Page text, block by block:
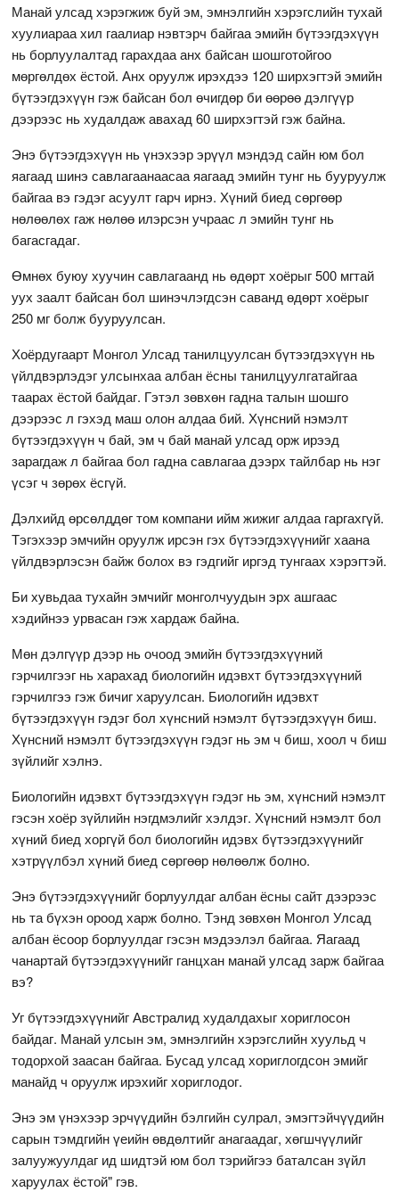
Манай улсад хэрэгжиж буй эм, эмнэлгийн хэрэгслийн тухай
хуулиараа хил гаалиар нэвтэрч байгаа эмийн бүтээгдэхүүн
нь борлуулалтад гарахдаа анх байсан шошготойгоо
мөргөлдөх ёстой. Анх оруулж ирэхдээ 120 ширхэгтэй эмийн
бүтээгдэхүүн гэж байсан бол өчигдөр би өөрөө дэлгүүр
дээрээс нь худалдаж авахад 60 ширхэгтэй гэж байна.
Энэ бүтээгдэхүүн нь үнэхээр эрүүл мэндэд сайн юм бол
яагаад шинэ савлагаанаасаа яагаад эмийн тунг нь бууруулж
байгаа вэ гэдэг асуулт гарч ирнэ. Хүний биед сөргөөр
нөлөөлөх гаж нөлөө илэрсэн учраас л эмийн тунг нь
багасгадаг.
Өмнөх буюу хуучин савлагаанд нь өдөрт хоёрыг 500 мгтай
уух заалт байсан бол шинэчлэгдсэн саванд өдөрт хоёрыг
250 мг болж бууруулсан.
Хоёрдугаарт Монгол Улсад танилцуулсан бүтээгдэхүүн нь
үйлдвэрлэдэг улсынхаа албан ёсны танилцуулгатайгаа
таарах ёстой байдаг. Гэтэл зөвхөн гадна талын шошго
дээрээс л гэхэд маш олон алдаа бий. Хүнсний нэмэлт
бүтээгдэхүүн ч бай, эм ч бай манай улсад орж ирээд
зарагдаж л байгаа бол гадна савлагаа дээрх тайлбар нь нэг
үсэг ч зөрөх ёсгүй.
Дэлхийд өрсөлддөг том компани ийм жижиг алдаа гаргахгүй.
Тэгэхээр эмчийн оруулж ирсэн гэх бүтээгдэхүүнийг хаана
үйлдвэрлэсэн байж болох вэ гэдгийг иргэд тунгаах хэрэгтэй.
Би хувьдаа тухайн эмчийг монголчуудын эрх ашгаас
хэдийнээ урвасан гэж хардаж байна.
Мөн дэлгүүр дээр нь очоод эмийн бүтээгдэхүүний
гэрчилгээг нь харахад биологийн идэвхт бүтээгдэхүүний
гэрчилгээ гэж бичиг харуулсан. Биологийн идэвхт
бүтээгдэхүүн гэдэг бол хүнсний нэмэлт бүтээгдэхүүн биш.
Хүнсний нэмэлт бүтээгдэхүүн гэдэг нь эм ч биш, хоол ч биш
зүйлийг хэлнэ.
Биологийн идэвхт бүтээгдэхүүн гэдэг нь эм, хүнсний нэмэлт
гэсэн хоёр зүйлийн нэгдмэлийг хэлдэг. Хүнсний нэмэлт бол
хүний биед хоргүй бол биологийн идэвх бүтээгдэхүүнийг
хэтрүүлбэл хүний биед сөргөөр нөлөөлж болно.
Энэ бүтээгдэхүүнийг борлуулдаг албан ёсны сайт дээрээс
нь та бүхэн ороод харж болно. Тэнд зөвхөн Монгол Улсад
албан ёсоор борлуулдаг гэсэн мэдээлэл байгаа. Яагаад
чанартай бүтээгдэхүүнийг ганцхан манай улсад зарж байгаа
вэ?
Уг бүтээгдэхүүнийг Австралид худалдахыг хориглосон
байдаг. Манай улсын эм, эмнэлгийн хэрэгслийн хуульд ч
тодорхой заасан байгаа. Бусад улсад хориглогдсон эмийг
манайд ч оруулж ирэхийг хориглодог.
Энэ эм үнэхээр эрчүүдийн бэлгийн сулрал, эмэгтэйчүүдийн
сарын тэмдгийн үеийн өвдөлтийг анагаадаг, хөгшчүүлийг
залуужуулдаг ид шидтэй юм бол тэрийгээ баталсан зүйл
харуулах ёстой" гэв.